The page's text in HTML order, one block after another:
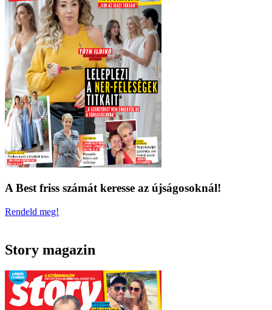
A Best friss számát keresse az újságosoknál!
Rendeld meg!
Story magazin